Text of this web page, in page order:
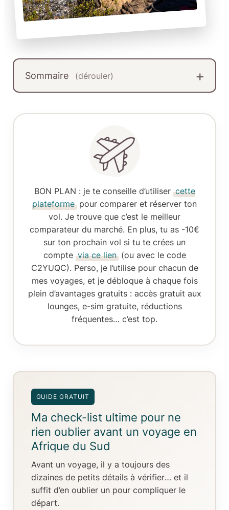
Sommaire (dérouler)
BON PLAN : je te conseille d’utiliser cette
plateforme pour comparer et réserver ton
vol. Je trouve que c’est le meilleur
comparateur du marché. En plus, tu as -10€
sur ton prochain vol si tu te crées un
compte via ce lien (ou avec le code
C2YUQC). Perso, je l’utilise pour chacun de
mes voyages, et je débloque à chaque fois
plein d’avantages gratuits : accès gratuit aux
lounges, e-sim gratuite, réductions
fréquentes… c’est top.
GUIDE GRATUIT
Ma check-list ultime pour ne
rien oublier avant un voyage en
Afrique du Sud
Avant un voyage, il y a toujours des
dizaines de petits détails à vérifier… et il
suffit d’en oublier un pour compliquer le
départ.